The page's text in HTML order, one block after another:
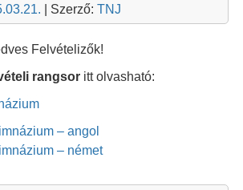
| Szerző: TNJ
Felvételizők!
rangsoritt olvasható:
– angol
– német